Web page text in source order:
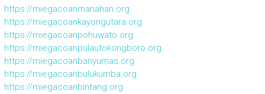
https://miegacoanmanahan.org
https://miegacoankayongutara.org
https://miegacoanpohuwato.org
https://miegacoanpulautokongboro.org
https://miegacoanbanyumas.org
https://miegacoanbulukumba.org
https://miegacoanbintang.org